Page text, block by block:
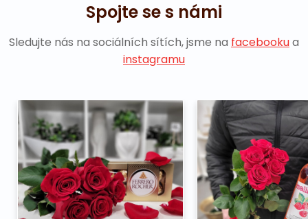
Spojte se s námi
Sledujte nás na sociálních sítích, jsme na facebookua
instagramu